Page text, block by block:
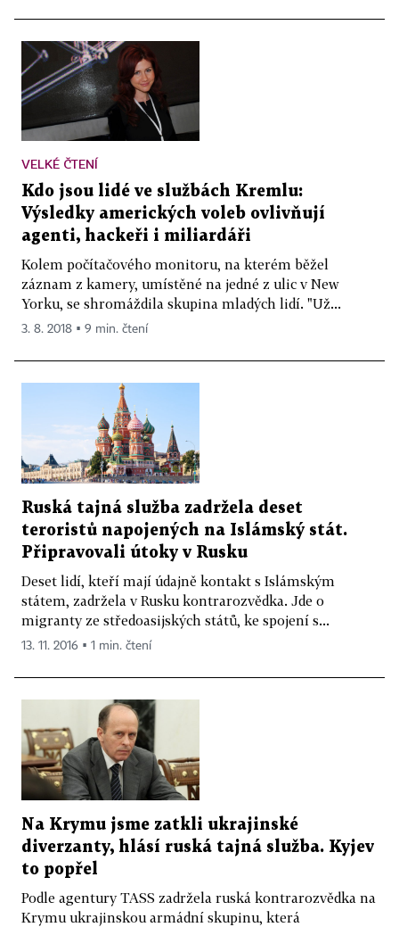
VELKÉ ČTENÍ
Kdo jsou lidé ve službách Kremlu:
Výsledky amerických voleb ovlivňují
agenti, hackeři i miliardáři
Kolem počítačového monitoru, na kterém běžel
záznam z kamery, umístěné na jedné z ulic v New
Yorku, se shromáždila skupina mladých lidí. "Už...
3. 8. 2018 ▪ 9 min. čtení
Ruská tajná služba zadržela deset
teroristů napojených na Islámský stát.
Připravovali útoky v Rusku
Deset lidí, kteří mají údajně kontakt s Islámským
státem, zadržela v Rusku kontrarozvědka. Jde o
migranty ze středoasijských států, ke spojení s...
13. 11. 2016 ▪ 1 min. čtení
Na Krymu jsme zatkli ukrajinské
diverzanty, hlásí ruská tajná služba. Kyjev
to popřel
Podle agentury TASS zadržela ruská kontrarozvědka na
Krymu ukrajinskou armádní skupinu, která